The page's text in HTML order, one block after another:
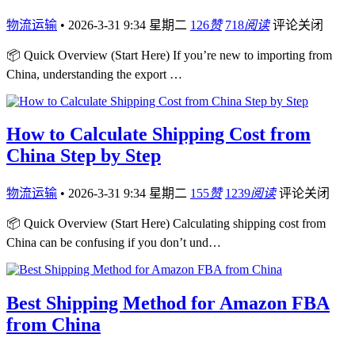
物流运输 • 2026-3-31 9:34 星期二 126赞 718阅读 评论关闭
📦 Quick Overview (Start Here) If you’re new to importing from
China, understanding the export …
How to Calculate Shipping Cost from
China Step by Step
物流运输 • 2026-3-31 9:34 星期二 155赞 1239阅读 评论关闭
📦 Quick Overview (Start Here) Calculating shipping cost from
China can be confusing if you don’t und…
Best Shipping Method for Amazon FBA
from China